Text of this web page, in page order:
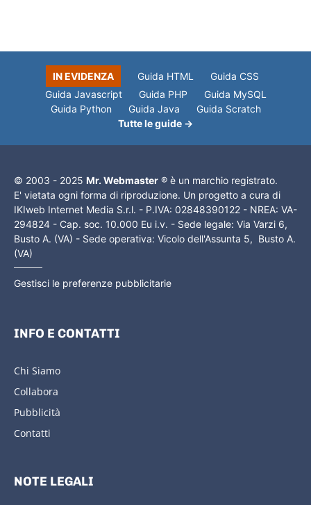
IN EVIDENZA Guida HTML
Guida CSS
Guida Javascript
Guida PHP
Guida MySQL
Guida Python
Guida Java
Guida Scratch
Tutte le guide →
© 2003 - 2025 Mr. Webmaster ® è un marchio registrato.
E' vietata ogni forma di riproduzione. Un progetto a cura di
IKIweb Internet Media S.r.l. - P.IVA: 02848390122 - NREA: VA-
294824 - Cap. soc. 10.000 Eu i.v. - Sede legale: Via Varzi 6,
Busto A. (VA) - Sede operativa: Vicolo dell'Assunta 5, Busto A.
(VA)
Gestisci le preferenze pubblicitarie
INFO E CONTATTI
Chi Siamo
Collabora
Pubblicità
Contatti
NOTE LEGALI